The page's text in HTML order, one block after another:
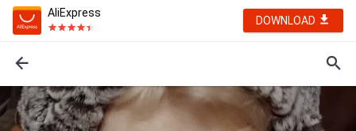
AliExpress
DOWNLOAD